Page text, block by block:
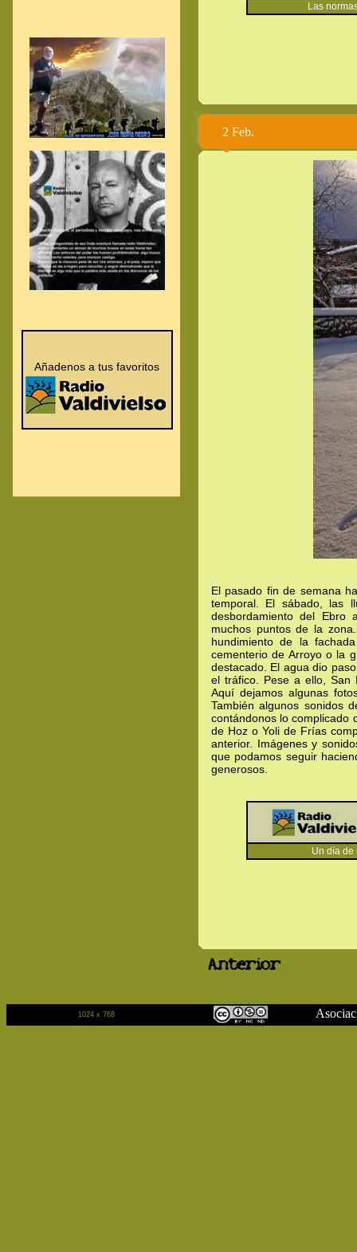
Añadenos a tus favoritos
Las
2 Feb.
El pasado fin de semana
temporal. El sábado, las
desbordamiento del Ebro
muchos puntos de la
hundimiento de la
cementerio de Arroyo o la
destacado. El agua dio
el tráfico. Pese a ello, San
Aquí dejamos algunas
También algunos sonidos
contándonos lo complicado
de Hoz o Yoli de Frías
anterior. Imágenes y
que podamos seguir
generosos.
Un día
Anterior
1024 x 768 Asociación